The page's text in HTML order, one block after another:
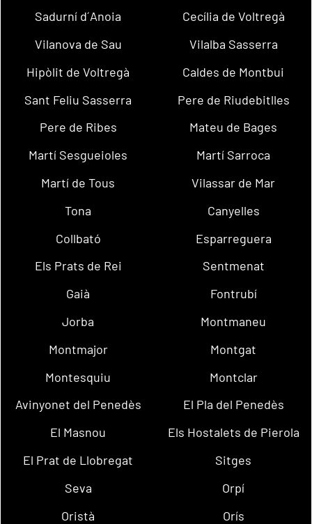
Sadurní d´Anoia
Cecília de Voltregà
Vilanova de Sau
Vilalba Sasserra
Hipòlit de Voltregà
Caldes de Montbui
Sant Feliu Sasserra
Pere de Riudebitlles
Pere de Ribes
Mateu de Bages
Martí Sesgueioles
Martí Sarroca
Martí de Tous
Vilassar de Mar
Tona
Canyelles
Collbató
Esparreguera
Els Prats de Rei
Sentmenat
Gaià
Fontrubí
Jorba
Montmaneu
Montmajor
Montgat
Montesquiu
Montclar
Avinyonet del Penedès
El Pla del Penedès
El Masnou
Els Hostalets de Pierola
El Prat de Llobregat
Sitges
Seva
Orpí
Oristà
Orís